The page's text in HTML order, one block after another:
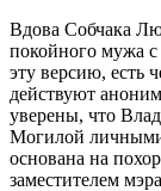
Вдова Собчака
покойного мужа
эту версию, есть
действуют
уверены, что
Могилой
основана на
заместителем